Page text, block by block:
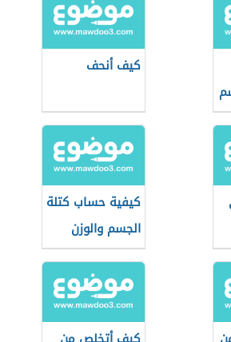
كيف أنحف
كيفية حساب كتلة
الجسم والوزن
المثالي